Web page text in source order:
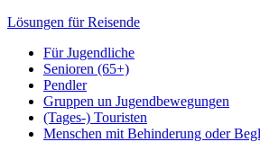
Lösungen für Reisende
Für Jugendliche
Senioren (65+)
Pendler
Gruppen un Jugendbewegungen
(Tages-) Touristen
Menschen mit Behinderung oder